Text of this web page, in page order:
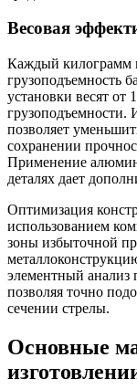
Весовая
Каждый килограмм
грузоподъемность
установки весят от
грузоподъемности.
позволяет
сохранении
Применение
деталях дает
Оптимизация
использованием
зоны избыточной
элементный анализ
позволяя точно
сечении стрелы.
Основные